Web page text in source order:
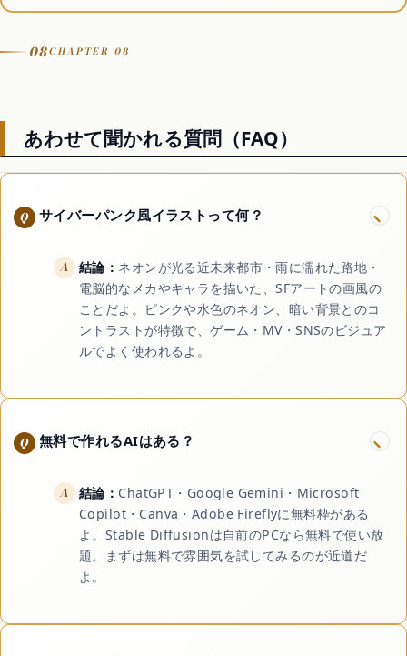
08CHAPTER 08
あわせて聞かれる質問（FAQ）
サイバーパンク風イラストって何？
結論： ネオンが光る近未来都市・雨に濡れた路地・
電脳的なメカやキャラを描いた、SFアートの画風の
ことだよ。ピンクや水色のネオン、暗い背景とのコ
ントラストが特徴で、ゲーム・MV・SNSのビジュア
ルでよく使われるよ。
無料で作れるAIはある？
結論： ChatGPT・Google Gemini・Microsoft
Copilot・Canva・Adobe Fireflyに無料枠がある
よ。Stable Diffusionは自前のPCなら無料で使い放
題。まずは無料で雰囲気を試してみるのが近道だ
よ。